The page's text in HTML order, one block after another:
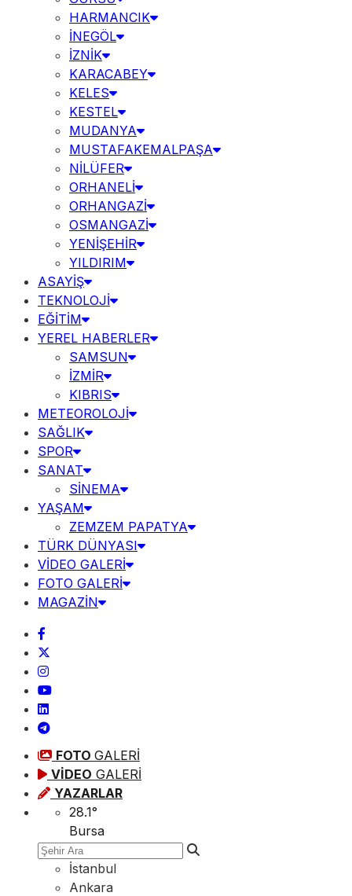
HARMANCIK
İNEGÖL
İZNİK
KARACABEY
KELES
KESTEL
MUDANYA
MUSTAFAKEMALPAŞA
NİLÜFER
ORHANELİ
ORHANGAZİ
OSMANGAZİ
YENİŞEHİR
YILDIRIM
ASAYİŞ
TEKNOLOJİ
EĞİTİM
YEREL HABERLER
SAMSUN
İZMİR
KIBRIS
METEOROLOJİ
SAĞLIK
SPOR
SANAT
SİNEMA
YAŞAM
ZEMZEM PAPATYA
TÜRK DÜNYASI
VİDEO GALERİ
FOTO GALERİ
MAGAZİN
FOTO GALERİ
VİDEO GALERİ
YAZARLAR
28.1°
Bursa
İstanbul
Ankara